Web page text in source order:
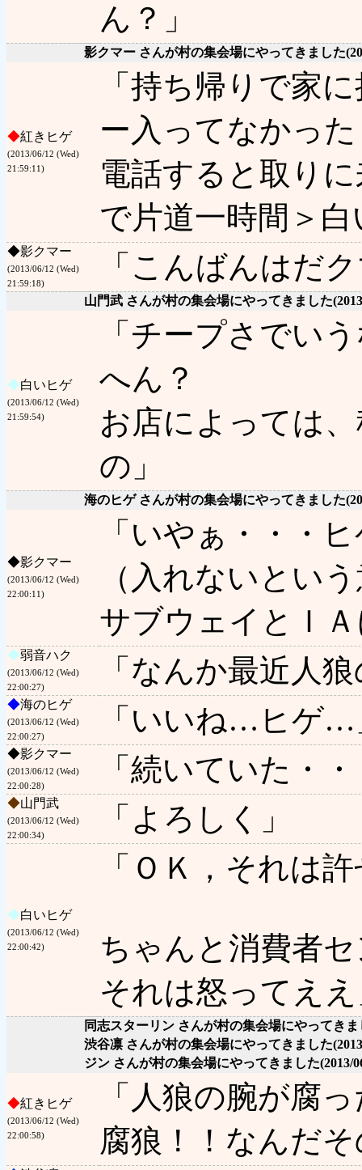
ん？」
影クマー さんが村の集会場にやってきました
◆紅きヒゲ
(2013/06/12 (Wed)
21:59:11)
「持ち帰りで家
ー入ってなかった
電話すると取り
で片道一時間＞
◆影クマー
(2013/06/12 (Wed)
21:59:18)
「こんばんはだ
山門武 さんが村の集会場にやってきました
◆白いヒゲ
(2013/06/12 (Wed)
21:59:54)
「チープさでい
へん？
お店によっては
の」
海のヒゲ さんが村の集会場にやってきました
◆影クマー
(2013/06/12 (Wed)
22:00:11)
「いやぁ・・・
（入れないとい
サブウェイとＩ
◆弱音ハク
(2013/06/12 (Wed)
22:00:27)
「なんか最近人
◆海のヒゲ
(2013/06/12 (Wed)
22:00:27)
「いいね…ヒゲ…
◆影クマー
(2013/06/12 (Wed)
22:00:28)
「続いていた・
◆山門武
(2013/06/12 (Wed)
22:00:34)
「よろしく」
◆白いヒゲ
(2013/06/12 (Wed)
22:00:42)
「ＯＫ，それは
ちゃんと消費者
それは怒ってえ
同志スターリン さんが村の集会場にやってきま
渋谷凛 さんが村の集会場にやってきました
ジン さんが村の集会場にやってきました(2013/
◆紅きヒゲ
(2013/06/12 (Wed)
22:00:58)
「人狼の腕が腐
腐狼！！なんだ